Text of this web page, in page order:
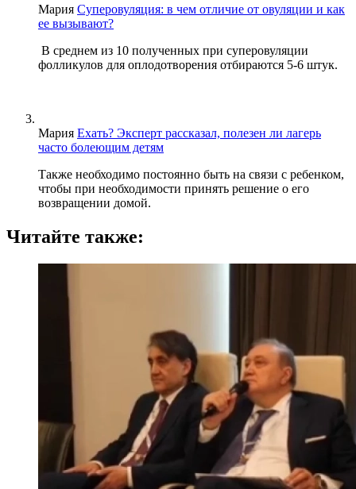
Мария Суперовуляция: в чем отличие от овуляции и как
ее вызывают?
В среднем из 10 полученных при суперовуляции
фолликулов для оплодотворения отбираются 5-6 штук.
Мария Ехать? Эксперт рассказал, полезен ли лагерь
часто болеющим детям
Также необходимо постоянно быть на связи с ребенком,
чтобы при необходимости принять решение о его
возвращении домой.
Читайте также: